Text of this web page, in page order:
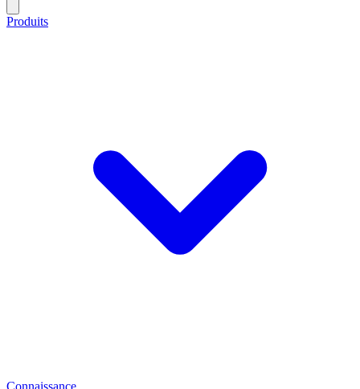
Produits
Connaissance